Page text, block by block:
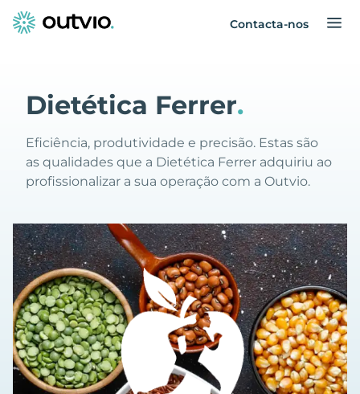
Contacta-nos
Dietética Ferrer.
Eficiência, produtividade e precisão. Estas são
as qualidades que a Dietética Ferrer adquiriu ao
profissionalizar a sua operação com a Outvio.